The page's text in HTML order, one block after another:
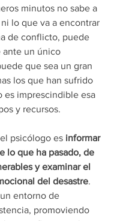
minutos no sabe a
lo que va a encontrar
de conflicto, puede
ante un único
que sea un gran
los que han sufrido
es imprescindible esa
y recursos.
psicólogo es informar
lo que ha pasado, de
y examinar el
del desastre.
entorno de
promoviendo